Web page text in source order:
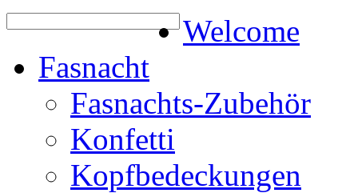
Welcome
Fasnacht
Fasnachts-Zubehör
Konfetti
Kopfbedeckungen